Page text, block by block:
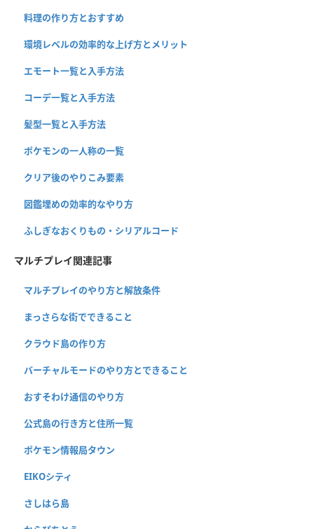
料理の作り方とおすすめ
環境レベルの効率的な上げ方とメリット
エモート一覧と入手方法
コーデ一覧と入手方法
髪型一覧と入手方法
ポケモンの一人称の一覧
クリア後のやりこみ要素
図鑑埋めの効率的なやり方
ふしぎなおくりもの・シリアルコード
マルチプレイ関連記事
マルチプレイのやり方と解放条件
まっさらな街でできること
クラウド島の作り方
バーチャルモードのやり方とできること
おすそわけ通信のやり方
公式島の行き方と住所一覧
ポケモン情報局タウン
EIKOシティ
さしはら島